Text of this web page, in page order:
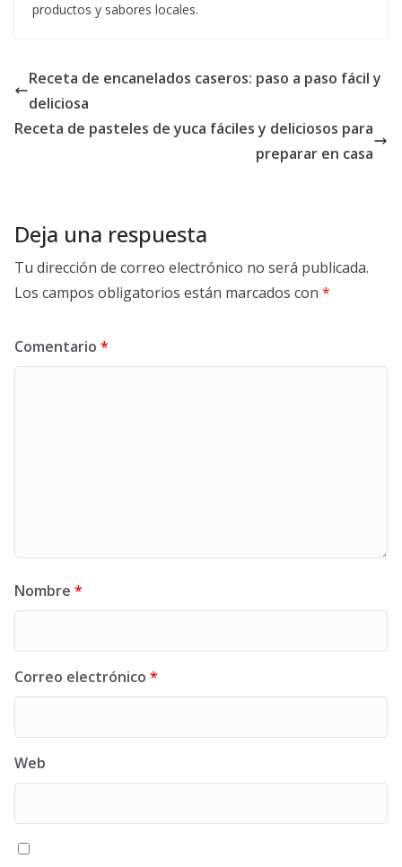
productos y sabores locales.
Receta de encanelados caseros: paso a paso fácil y
deliciosa
Receta de pasteles de yuca fáciles y deliciosos para
preparar en casa
Deja una respuesta
Tu dirección de correo electrónico no será publicada.
Los campos obligatorios están marcados con *
Comentario *
Nombre *
Correo electrónico *
Web